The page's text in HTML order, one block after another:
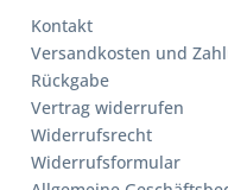
Kontakt
Versandkosten und
Rückgabe
Vertrag widerrufen
Widerrufsrecht
Widerrufsformular